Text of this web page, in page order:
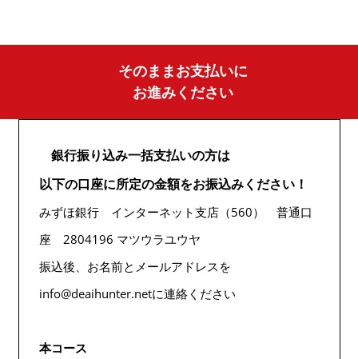
そのままお支払いに
お進みください
銀行振り込み一括支払いの方は
以下の口座に所定の金額をお振込みください！
みずほ銀行 インターネット支店（560） 普通口
座 2804196 マツウラユウヤ
振込後、お名前とメールアドレスを
info@deaihunter.netに連絡ください
本コース